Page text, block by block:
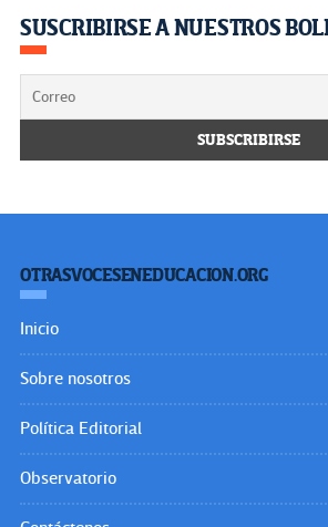
SUSCRIBIRSE A NUESTROS
OTRASVOCESENEDUCACION.ORG
Inicio
Sobre nosotros
Política Editorial
Observatorio